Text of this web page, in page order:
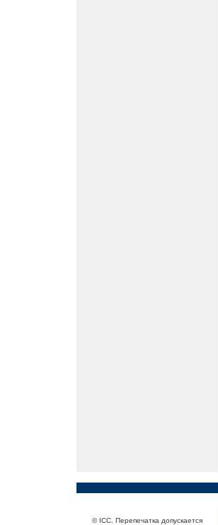
© ICC. Перепечатка допускается